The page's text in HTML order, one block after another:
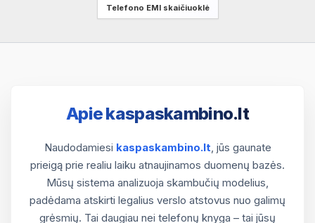
Telefono EMI skaičiuoklė
Apie kaspaskambino.lt
Naudodamiesi kaspaskambino.lt, jūs gaunate
prieigą prie realiu laiku atnaujinamos duomenų bazės.
Mūsų sistema analizuoja skambučių modelius,
padėdama atskirti legalius verslo atstovus nuo galimų
grėsmių. Tai daugiau nei telefonų knyga – tai jūsų